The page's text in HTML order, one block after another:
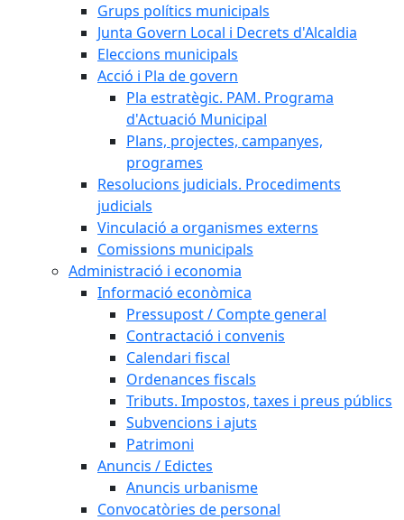
Grups polítics municipals
Junta Govern Local i Decrets d'Alcaldia
Eleccions municipals
Acció i Pla de govern
Pla estratègic. PAM. Programa
d'Actuació Municipal
Plans, projectes, campanyes,
programes
Resolucions judicials. Procediments
judicials
Vinculació a organismes externs
Comissions municipals
Administració i economia
Informació econòmica
Pressupost / Compte general
Contractació i convenis
Calendari fiscal
Ordenances fiscals
Tributs. Impostos, taxes i preus públics
Subvencions i ajuts
Patrimoni
Anuncis / Edictes
Anuncis urbanisme
Convocatòries de personal